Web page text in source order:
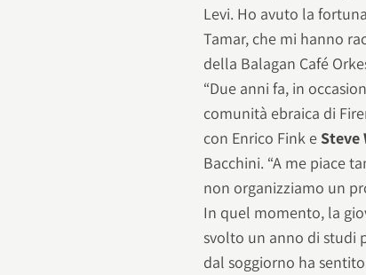
Levi. Ho avuto la
Tamar, che mi hanno
della Balagan Café
“Due anni fa, in
comunità ebraica di
con Enrico Fink e Steve
Bacchini. “A me piace
non organizziamo un
In quel momento, la
svolto un anno di studi
dal soggiorno ha